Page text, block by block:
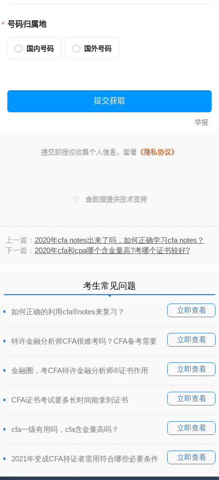
上一篇： 2020年cfa notes出来了吗，如何正确学习cfa notes？
下一篇： 2020年cfa和cpa哪个含金量高?考哪个证书较好?
考生常见问题
立即查看
如何正确的利用cfa®notes来复习？
立即查看
特许金融分析师CFA很难考吗？CFA备考需要
立即查看
金融圈，考CFA特许金融分析师®证书作用
立即查看
CFA证书考试要多长时间能拿到证书
立即查看
cfa一级有用吗，cfa含金量高吗？
立即查看
2021年变成CFA持证者需用符合哪些必要条件